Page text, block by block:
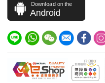
Download on the
Android